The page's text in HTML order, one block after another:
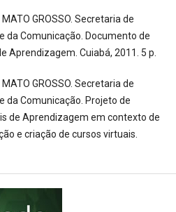
MATO GROSSO. Secretaria de
da Comunicação. Documento de
Aprendizagem. Cuiabá, 2011. 5 p.
MATO GROSSO. Secretaria de
da Comunicação. Projeto de
de Aprendizagem em contexto de
e criação de cursos virtuais.